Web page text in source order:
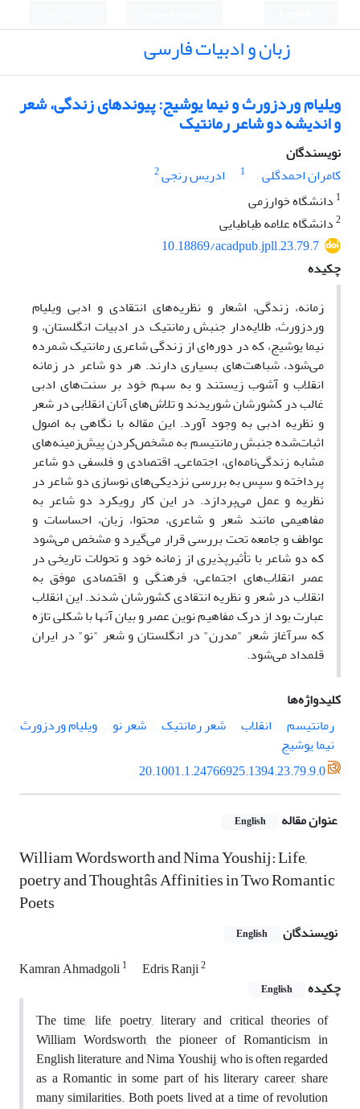
زبان و ادبیات فارسی
ویلیام وردزورث و نیما یوشیج: پیوندهای زندگی، شعر
و اندیشه دو شاعر رمانتیک
نویسندگان
کامران احمدگلی
1 ادریس رنجی2
1 دانشگاه خوارزمی
2دانشگاه علامه طباطبایی
10.18869/acadpub.jpll.23.79.7
چکیده
زمانه، زندگی، اشعار و نظریه‌های انتقادی و ادبی ویلیام
وردزورث، طلایه‌دار جنبش رمانتیک در ادبیات انگلستان، و
نیما یوشیج، که در دوره‌ای از زندگی شاعری رمانتیک شمرده
می‌شود، شباهت‌های بسیاری دارند. هر دو شاعر در زمانه
انقلاب و آشوب زیستند و به سهم خود بر سنت‌های ادبی
غالب در کشورشان شوریدند و تلاش‌های آنان انقلابی در شعر
و نظریه ادبی به ‌وجود آورد. این مقاله با نگاهی به اصول
اثبات‌شده جنبش رمانتیسم به مشخص‌کردن پیش‌زمینه‌های
مشابه زندگی‌‌نامه‌ای، اجتماعی‌ـ اقتصادی و فلسفی دو شاعر
پرداخته و سپس به بررسی نزدیکی‌های نوسازی دو شاعر در
نظریه و عمل می‌پردازد. در این کار رویکرد دو شاعر به
مفاهیمی ‌مانند شعر و شاعری، محتوا، زبان، احساسات و
عواطف و جامعه تحت بررسی قرار می‌گیرد و مشخص می‌شود
که دو شاعر با تأثیرپذیری از زمانه خود و تحولات تاریخی در
عصر انقلاب‌های اجتماعی، فرهنگی و اقتصادی موفق به
انقلاب در شعر و نظریه انتقادی کشورشان شدند. این انقلاب
عبارت بود از درک مفاهیم نوین عصر و بیان آنها با شکلی تازه
که سرآغاز شعر "مدرن" در انگلستان و شعر "نو" در ایران
قلمداد می‌شود.
کلیدواژه‌ها
رمانتیسم
انقلاب شعر رمانتیک شعر نو
ویلیام وردزورث
نیما یوشیج
20.1001.1.24766925.1394.23.79.9.0
عنوان مقاله English
William Wordsworth and Nima Youshij: Life,
poetry and Thoughtâs Affinities in Two Romantic
Poets
نویسندگان English
Kamran Ahmadgoli1 Edris Ranji2
چکیده English
The time, life, poetry, literary and critical theories of
William Wordsworth, the pioneer of Romanticism in
English literature, and Nima Youshij, who is often regarded
as a Romantic in some part of his literary career, share
many similarities. Both poets lived at a time of revolution